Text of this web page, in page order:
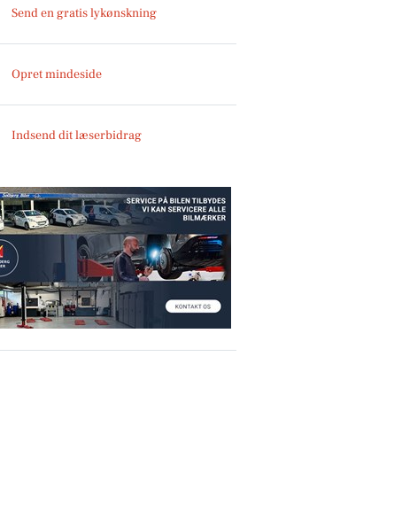
Send en gratis lykønskning
Opret mindeside
Indsend dit læserbidrag